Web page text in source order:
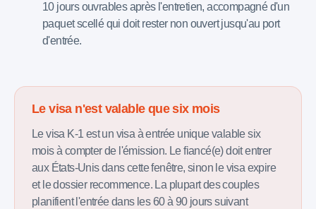
10 jours ouvrables après l'entretien, accompagné d'un
paquet scellé qui doit rester non ouvert jusqu'au port
d'entrée.
Le visa n'est valable que six mois
Le visa K-1 est un visa à entrée unique valable six
mois à compter de l'émission. Le fiancé(e) doit entrer
aux États-Unis dans cette fenêtre, sinon le visa expire
et le dossier recommence. La plupart des couples
planifient l'entrée dans les 60 à 90 jours suivant